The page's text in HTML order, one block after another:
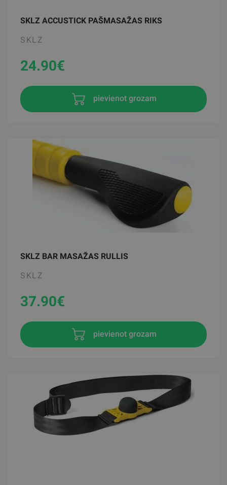
SKLZ ACCUSTICK PAŠMASAŽAS RIKS
SKLZ
24.90€
pievienot grozam
SKLZ BAR MASAŽAS RULLIS
SKLZ
37.90€
pievienot grozam